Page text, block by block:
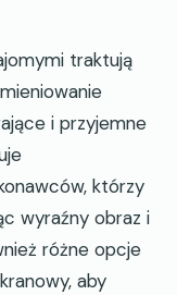
traktują
i przyjemne
którzy
wyraźny obraz i
różne opcje
aby